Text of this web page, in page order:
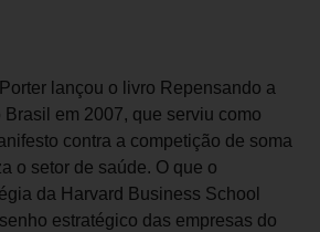
lançou o livro Repensando a
em 2007, que serviu como
contra a competição de soma
o setor de saúde. O que o
da Harvard Business School
estratégico das empresas do